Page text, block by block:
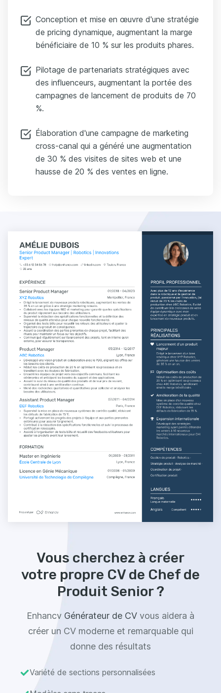
Conception et mise en œuvre d'une stratégie
de pricing dynamique, augmentant la marge
bénéficiaire de 10 % sur les produits phares.
Pilotage de partenariats stratégiques avec
des influenceurs, augmentant la portée des
campagnes de lancement de produits de 70
%.
Élaboration d'une campagne de marketing
cross-canal qui a généré une augmentation
de 30 % des visites de sites web et une
hausse de 20 % des ventes en ligne.
Vous cherchez à créer
votre propre CV de Chef de
Produit Senior ?
Enhancv Générateur de CV vous aidera à
créer un CV moderne et remarquable qui
donne des résultats
Variété de sections personnalisées